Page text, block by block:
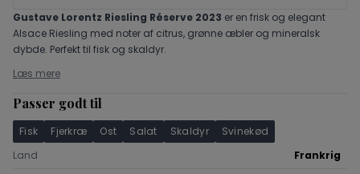
Gustave Lorentz Riesling Réserve 2023 er en frisk og elegant
Alsace Riesling med noter af citrus, grønne æbler og mineralsk
dybde. Perfekt til fisk og skaldyr.
Læs mere
Passer godt til
Fisk Fjerkræ Ost Salat Skaldyr
Svinekød
Land
Frankrig